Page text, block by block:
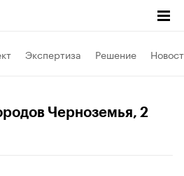
Экспертиза Решение
Черноземья, 2